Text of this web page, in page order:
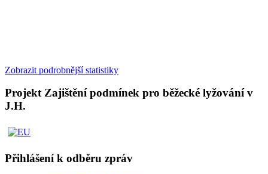
Zobrazit podrobnější statistiky
Projekt Zajištění podmínek pro běžecké lyžování v
J.H.
Přihlášení k odběru zpráv